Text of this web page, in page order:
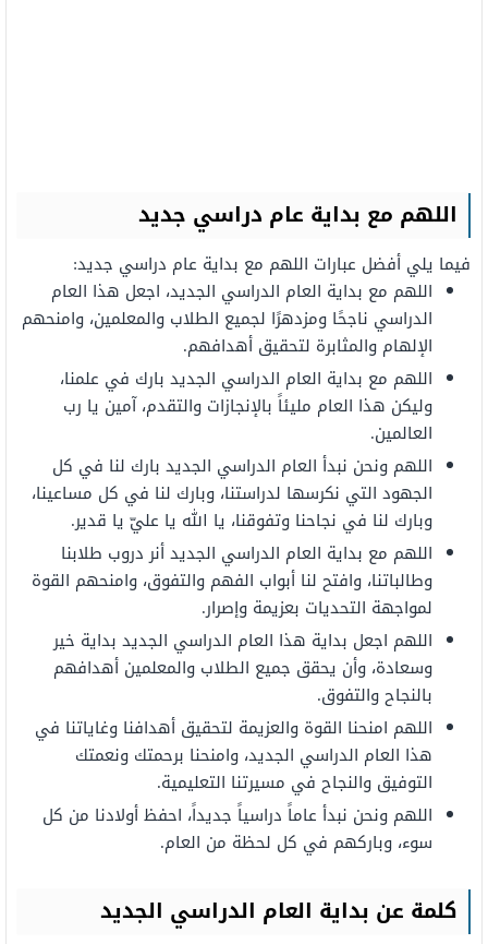
اللهم مع بداية عام دراسي جديد
فيما يلي أفضل عبارات اللهم مع بداية عام دراسي جديد:
اللهم مع بداية العام الدراسي الجديد، اجعل هذا العام
الدراسي ناجحًا ومزدهرًا لجميع الطلاب والمعلمين، وامنحهم
الإلهام والمثابرة لتحقيق أهدافهم.
اللهم مع بداية العام الدراسي الجديد بارك في علمنا،
وليكن هذا العام مليئاً بالإنجازات والتقدم، آمين يا رب
العالمين.
اللهم ونحن نبدأ العام الدراسي الجديد بارك لنا في كل
الجهود التي نكرسها لدراستنا، وبارك لنا في كل مساعينا،
وبارك لنا في نجاحنا وتفوقنا، يا الله يا عليّ يا قدير.
اللهم مع بداية العام الدراسي الجديدأنر دروب طلابنا
وطالباتنا، وافتح لنا أبواب الفهم والتفوق، وامنحهم القوة
لمواجهة التحديات بعزيمة وإصرار.
اللهم اجعل بداية هذا العام الدراسي الجديد بداية خير
وسعادة، وأن يحقق جميع الطلاب والمعلمين أهدافهم
بالنجاحوالتفوق.
اللهم امنحنا القوة والعزيمة لتحقيق أهدافنا وغاياتنا في
هذا العام الدراسي الجديد، وامنحنا برحمتك ونعمتك
التوفيق والنجاح في مسيرتنا التعليمية.
اللهم ونحن نبدأ عاماً دراسياً جديداً، احفظأولادنا من كل
سوء، وباركهم في كل لحظة من العام.
كلمة عن بداية العام الدراسي الجديد